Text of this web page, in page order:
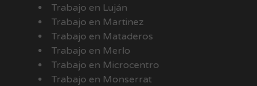
Trabajo en Luján
Trabajo en Martinez
Trabajo en Mataderos
Trabajo en Merlo
Trabajo en Microcentro
Trabajo en Monserrat